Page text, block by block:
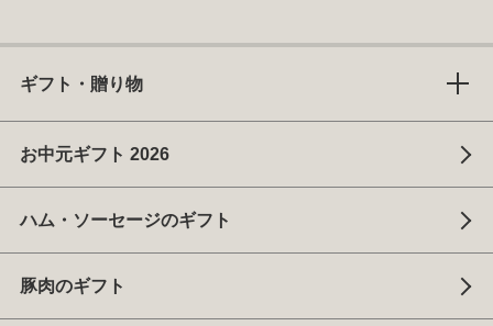
ギフト・贈り物
お中元ギフト 2026
ハム・ソーセージのギフト
豚肉のギフト